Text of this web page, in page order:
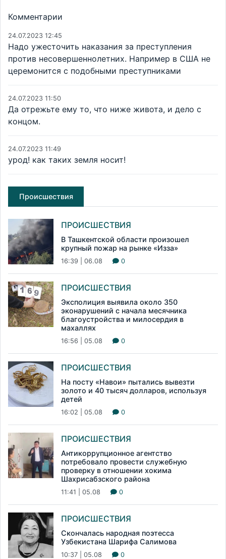
Комментарии
24.07.2023 12:45
Надо ужесточить наказания за преступления
против несовершеннолетних. Например в США не
церемонится с подобными преступниками
24.07.2023 11:50
Да отрежьте ему то, что ниже живота, и дело с
концом.
24.07.2023 11:49
урод! как таких земля носит!
Происшествия
ПРОИСШЕСТВИЯ
В Ташкентской области произошел
крупный пожар на рынке «Изза»
16:39 | 06.08 0
ПРОИСШЕСТВИЯ
Эксполиция выявила около 350
эконарушений с начала месячника
благоустройства и милосердия в
махаллях
16:56 | 05.08 0
ПРОИСШЕСТВИЯ
На посту «Навои» пытались вывезти
золото и 40 тысяч долларов, используя
детей
16:02 | 05.08 0
ПРОИСШЕСТВИЯ
Антикоррупционное агентство
потребовало провести служебную
проверку в отношении хокима
Шахрисабзского района
11:41 | 05.08 0
ПРОИСШЕСТВИЯ
Скончалась народная поэтесса
Узбекистана Шарифа Салимова
10:37 | 05.08 0